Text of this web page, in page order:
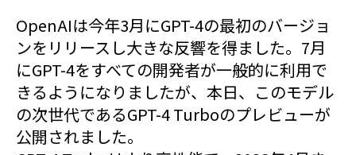
OpenAIは今年3月にGPT-4の最初のバージョ
ンをリリースし大きな反響を得ました。7月
にGPT-4をすべての開発者が一般的に利用で
きるようになりましたが、本日、このモデル
の次世代であるGPT-4 Turboのプレビューが
公開されました。